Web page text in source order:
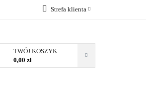
Strefa klienta
Zarejestruj się
TWÓJ KOSZYK
0,00 zł